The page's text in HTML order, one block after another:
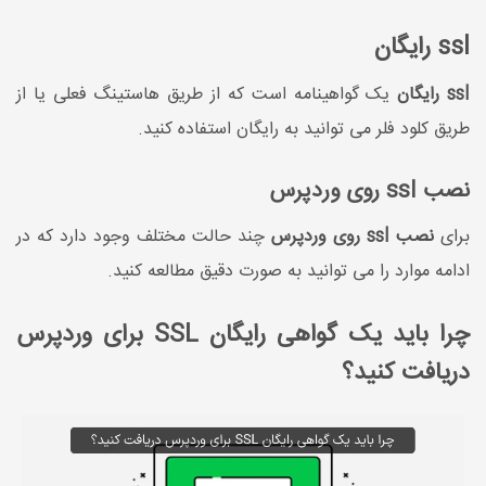
ssl رایگان
ssl رایگان
یک گواهینامه است که از طریق هاستینگ فعلی یا از
طریق کلود فلر می توانید به رایگان استفاده کنید.
نصب ssl روی وردپرس
برای نصب ssl روی وردپرس
چند حالت مختلف وجود دارد که در
ادامه موارد را می توانید به صورت دقیق مطالعه کنید.
چرا باید یک گواهی رایگان SSL برای وردپرس
دریافت کنید؟